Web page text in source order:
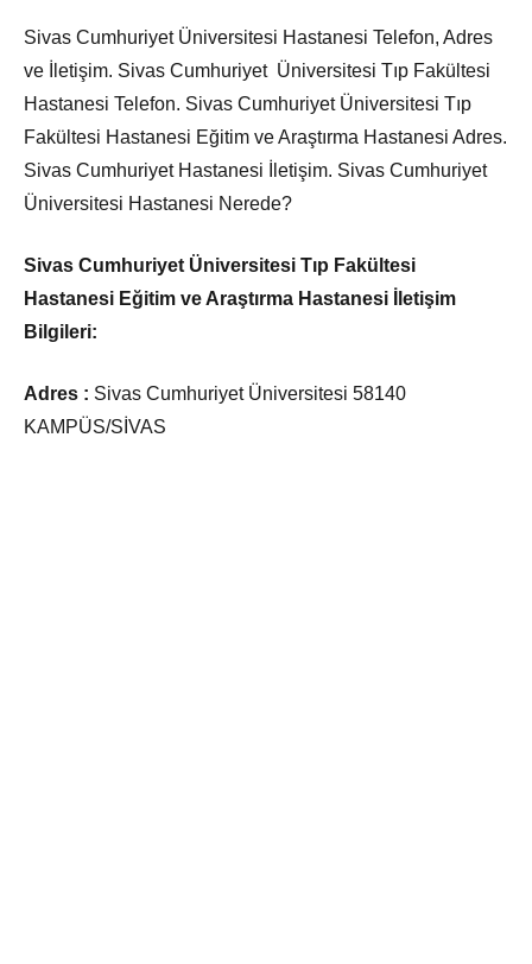
Sivas Cumhuriyet Üniversitesi Hastanesi Telefon, Adres
ve İletişim. Sivas Cumhuriyet Üniversitesi Tıp Fakültesi
Hastanesi Telefon. Sivas Cumhuriyet Üniversitesi Tıp
Fakültesi Hastanesi Eğitim ve Araştırma Hastanesi Adres.
Sivas Cumhuriyet Hastanesi İletişim. Sivas Cumhuriyet
Üniversitesi Hastanesi Nerede?
Sivas Cumhuriyet Üniversitesi Tıp Fakültesi
Hastanesi Eğitim ve Araştırma Hastanesi İletişim
Bilgileri:
Adres : Sivas Cumhuriyet Üniversitesi 58140
KAMPÜS/SİVAS